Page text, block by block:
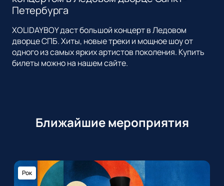
Петербурга
XOLIDAYBOY даст большой концерт в Ледовом
дворце СПБ. Хиты, новые треки и мощное шоу от
одного из самых ярких артистов поколения. Купить
билеты можно на нашем сайте.
Ближайшие мероприятия
Рок